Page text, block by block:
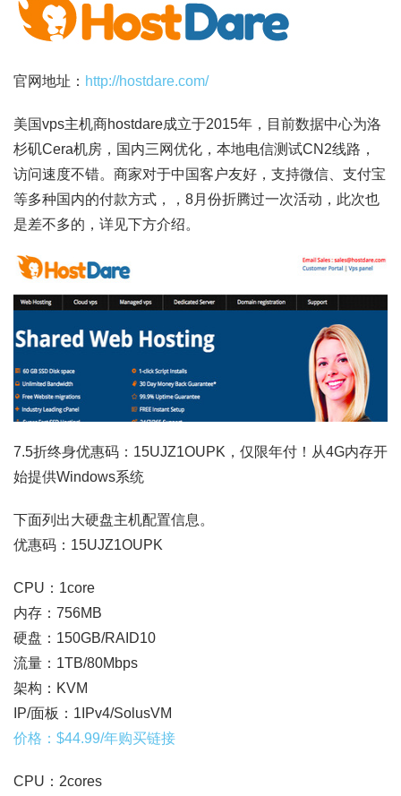
官网地址： http://hostdare.com/
美国vps主机商hostdare成立于2015年，目前数据中心为洛
杉矶Cera机房，国内三网优化，本地电信测试CN2线路，
访问速度不错。商家对于中国客户友好，支持微信、支付宝
等多种国内的付款方式，，8月份折腾过一次活动，此次也
是差不多的，详见下方介绍。
7.5折终身优惠码：15UJZ1OUPK，仅限年付！从4G内存开
始提供Windows系统
下面列出大硬盘主机配置信息。
优惠码：15UJZ1OUPK
CPU：1core
内存：756MB
硬盘：150GB/RAID10
流量：1TB/80Mbps
架构：KVM
IP/面板：1IPv4/SolusVM
价格：$44.99/年购买链接
CPU：2cores